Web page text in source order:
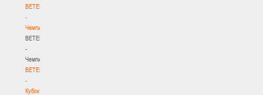
BETERA
-
Чемпионат
BETERA
-
Чемпионат
BETERA
-
Кубок